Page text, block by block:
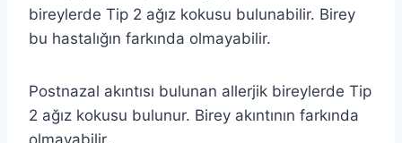
bireylerde Tip 2 ağız kokusu bulunabilir. Birey
bu hastalığın farkında olmayabilir.
Postnazal akıntısı bulunan allerjik bireylerde Tip
2 ağız kokusu bulunur. Birey akıntının farkında
olmayabilir.